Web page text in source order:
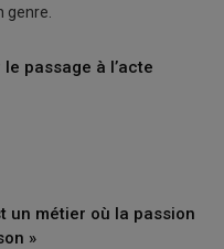
genre.
passage à l’acte
un métier où la passion
»